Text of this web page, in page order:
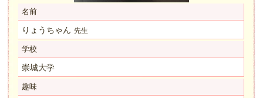
名前
りょうちゃん 先生
学校
崇城大学
趣味